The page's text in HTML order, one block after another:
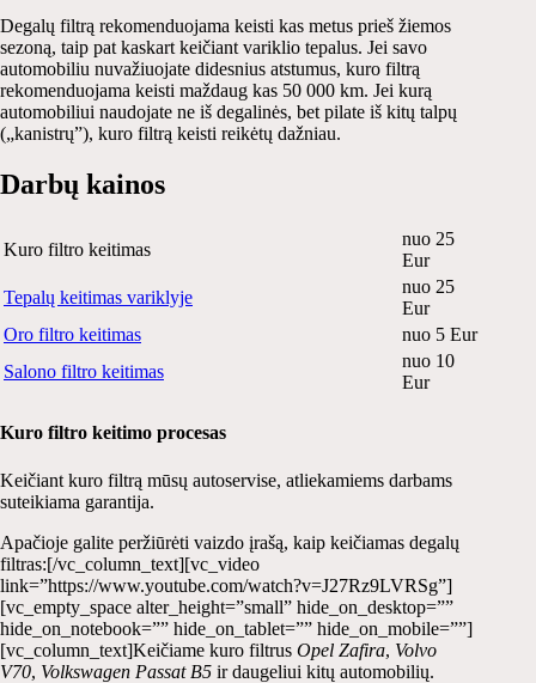
Degalų filtrą rekomenduojama keisti kas metus prieš žiemos
sezoną, taip pat kaskart keičiant variklio tepalus. Jei savo
automobiliu nuvažiuojate didesnius atstumus, kuro filtrą
rekomenduojama keisti maždaug kas 50 000 km. Jei kurą
automobiliui naudojate ne iš degalinės, bet pilate iš kitų talpų
(„kanistrų”), kuro filtrą keisti reikėtų dažniau.
Darbų kainos
Kuro filtro keitimas
nuo 25
Eur
Tepalų keitimas variklyje
nuo 25
Eur
Oro filtro keitimas
nuo 5 Eur
Salono filtro keitimas
nuo 10
Eur
Kuro filtro keitimo procesas
Keičiant kuro filtrą mūsų autoservise, atliekamiems darbams
suteikiama garantija.
Apačioje galite peržiūrėti vaizdo įrašą, kaip keičiamas degalų
filtras:[/vc_column_text][vc_video
link=”https://www.youtube.com/watch?v=J27Rz9LVRSg”]
[vc_empty_space alter_height=”small” hide_on_desktop=””
hide_on_notebook=”” hide_on_tablet=”” hide_on_mobile=””]
[vc_column_text]Keičiame kuro filtrus Opel Zafira, Volvo
V70, Volkswagen Passat B5 ir daugeliui kitų automobilių.